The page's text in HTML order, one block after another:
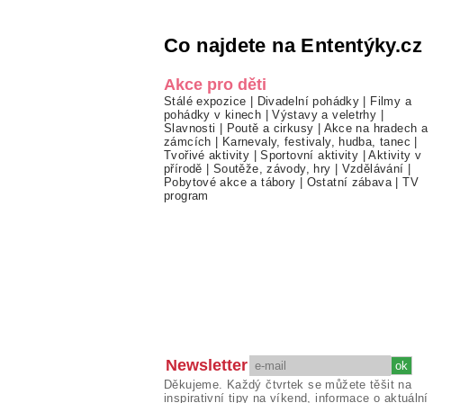
Co najdete na Ententýky.cz
Akce pro děti
Stálé expozice | Divadelní pohádky | Filmy a
pohádky v kinech |Výstavy a veletrhy |
Slavnosti | Poutě a cirkusy | Akce na hradech a
zámcích | Karnevaly, festivaly, hudba, tanec |
Tvořivé aktivity |Sportovní aktivity |Aktivity v
přírodě | Soutěže, závody, hry | Vzdělávání |
Pobytové akce a tábory | Ostatní zábava |TV
program
Newsletter
Děkujeme. Každý čtvrtek se můžete těšit na
inspirativní tipy na víkend, informace o aktuální